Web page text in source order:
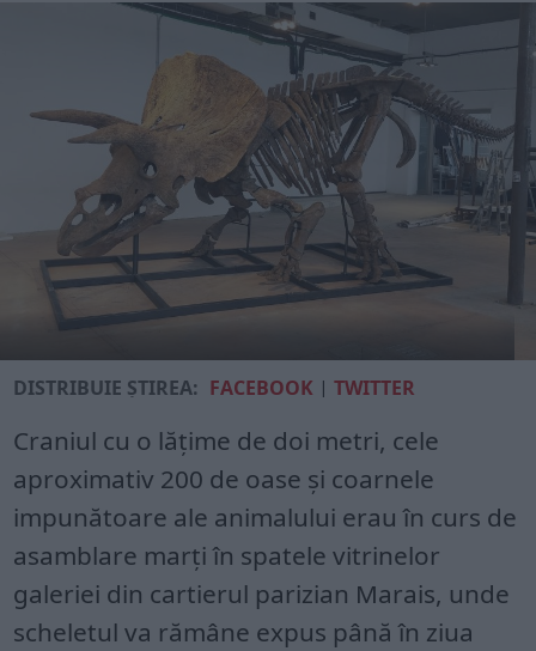
DISTRIBUIE ȘTIREA: FACEBOOK |TWITTER
Craniul cu o lăţime de doi metri, cele
aproximativ 200 de oase şi coarnele
impunătoare ale animalului erau în curs de
asamblare marţi în spatele vitrinelor
galeriei din cartierul parizian Marais, unde
scheletul va rămâne expus până în ziua